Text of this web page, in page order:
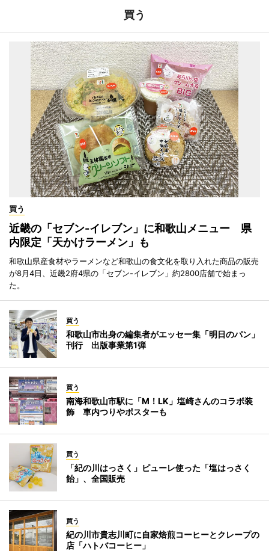
買う
買う
近畿の「セブン-イレブン」に和歌山メニュー 県
内限定「天かけラーメン」も
和歌山県産食材やラーメンなど和歌山の食文化を取り入れた商品の販売
が8月4日、近畿2府4県の「セブン-イレブン」約2800店舗で始まっ
た。
買う
和歌山市出身の編集者がエッセー集「明日のパン」
刊行 出版事業第1弾
買う
南海和歌山市駅に「M！LK」塩崎さんのコラボ装
飾 車内つりやポスターも
買う
「紀の川はっさく」ピューレ使った「塩はっさく
飴」、全国販売
買う
紀の川市貴志川町に自家焙煎コーヒーとクレープの
店「ハトバコーヒー」